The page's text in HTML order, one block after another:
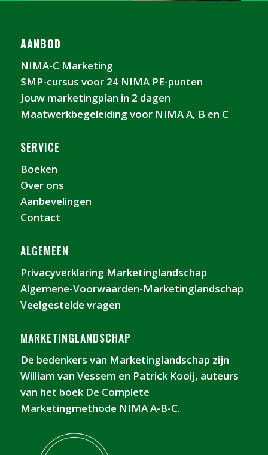
AANBOD
NIMA-C Marketing
SMP-cursus voor 24 NIMA PE-punten
Jouw marketingplan in 2 dagen
Maatwerkbegeleiding voor NIMA A, B en C
SERVICE
Boeken
Over ons
Aanbevelingen
Contact
ALGEMEEN
Privacyverklaring Marketinglandschap
Algemene-Voorwaarden-Marketinglandschap
Veelgestelde vragen
MARKETINGLANDSCHAP
De bedenkers van Marketinglandschap zijn
William van Vessem en Patrick Kooij, auteurs
van het boek De Complete
Marketingmethode NIMA A-B-C.